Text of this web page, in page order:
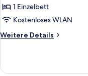
1 Einzelbett
Kostenloses WLAN
Weitere Details
Weitere
zur